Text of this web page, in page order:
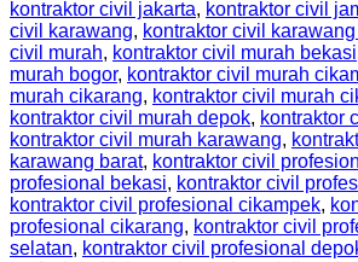
kontraktor civil jakarta, kontraktor civil
civil karawang, kontraktor civil
civil murah, kontraktor civil murah bekasi
murah bogor, kontraktor civil murah
murah cikarang, kontraktor civil murah
kontraktor civil murah depok, kontraktor
kontraktor civil murah karawang,
karawang barat, kontraktor civil
profesional bekasi, kontraktor civil
kontraktor civil profesional cikampek,
profesional cikarang, kontraktor civil
selatan, kontraktor civil profesional